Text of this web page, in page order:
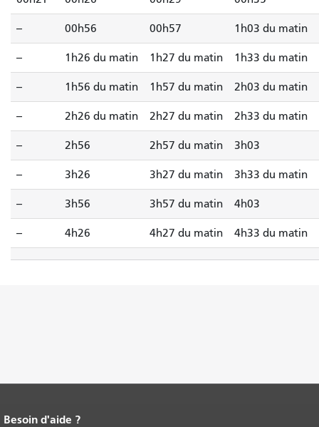
-- 00h56 00h57 1h03 du matin
-- 1h26 du matin 1h27 du matin 1h33 du matin
-- 1h56 du matin 1h57 du matin 2h03 du matin
-- 2h26 du matin 2h27 du matin 2h33 du matin
-- 2h56 2h57 du matin 3h03
-- 3h26 3h27 du matin 3h33 du matin
-- 3h56 3h57 du matin 4h03
-- 4h26 4h27 du matin 4h33 du matin
Fin du contenu de la page.
Besoin d'aide ?